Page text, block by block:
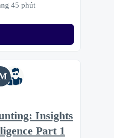
45 phút
Insights
Part 1